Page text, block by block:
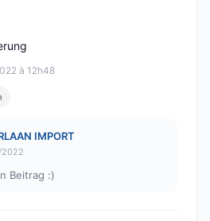
à 12h48
IMPORT
Beitrag :)